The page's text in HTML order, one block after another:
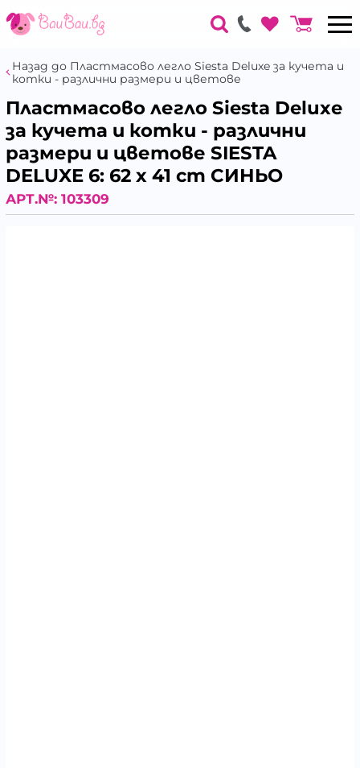
Назад до Пластмасово легло Siesta Deluxe за кучета и
котки - различни размери и цветове
Пластмасово легло Siesta Deluxe
за кучета и котки - различни
размери и цветове SIESTA
DELUXE 6: 62 x 41 cm СИНЬО
АРТ.№: 103309